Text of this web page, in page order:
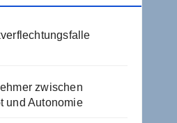
zwischen
und Autonomie